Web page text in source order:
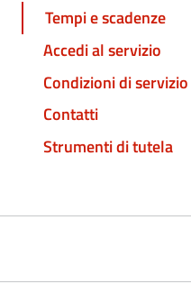
Tempi e scadenze
Accedi al servizio
Condizioni di servizio
Contatti
Strumenti di tutela